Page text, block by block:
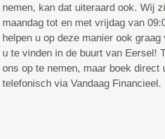
nemen, kan dat uiteraard ook. Wij
maandag tot en met vrijdag van
helpen u op deze manier ook
u te vinden in de buurt van Eersel!
ons op te nemen, maar boek direct
telefonisch via Vandaag Financieel.